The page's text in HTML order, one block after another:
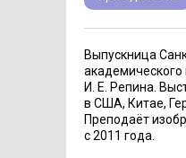
Выпускница
академического
И. Е. Репина.
в США, Китае,
Преподаёт
с 2011 года.